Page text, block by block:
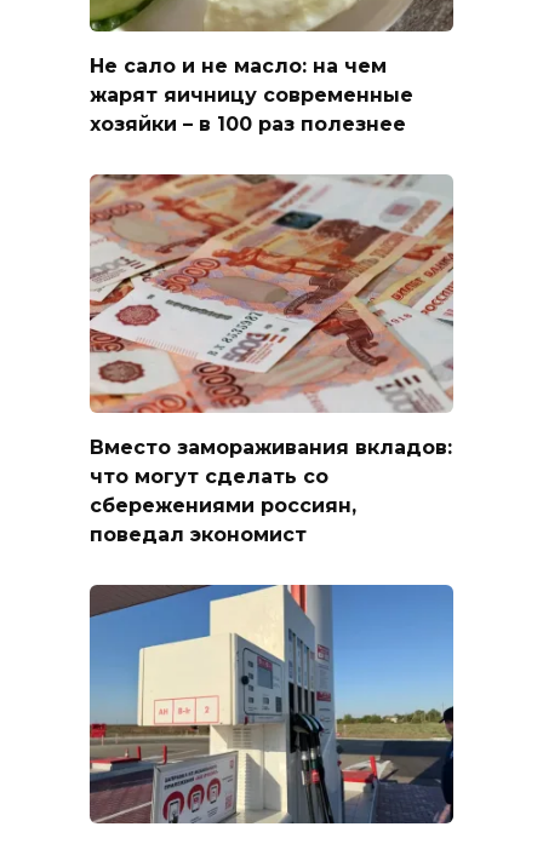
Не сало и не масло: на чем
жарят яичницу современные
хозяйки – в 100 раз полезнее
Вместо замораживания вкладов:
что могут сделать со
сбережениями россиян,
поведал экономист